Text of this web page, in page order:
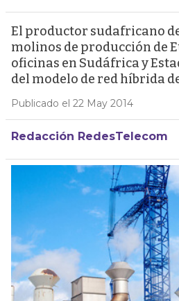
El productor sudafricano
molinos de producción de
oficinas en Sudáfrica y
del modelo de red híbrida
Publicado el 22 May 2014
Redacción RedesTelecom